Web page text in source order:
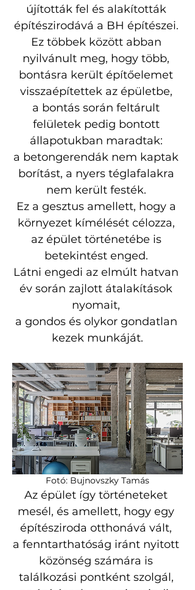
újították fel és alakították
építészirodává a BH építészei.
Ez többek között abban
nyilvánult meg, hogy több,
bontásra került építőelemet
visszaépítettek az épületbe,
a bontás során feltárult
felületek pedig bontott
állapotukban maradtak:
a betongerendák nem kaptak
borítást, a nyers téglafalakra
nem került festék.
Ez a gesztus amellett, hogy a
környezet kímélését célozza,
az épület történetébe is
betekintést enged.
Látni engedi az elmúlt hatvan
év során zajlott átalakítások
nyomait,
a gondos és olykor gondatlan
kezek munkáját.
Fotó: Bujnovszky Tamás
Az épület így történeteket
mesél, és amellett, hogy egy
építésziroda otthonává vált,
a fenntarthatóság iránt nyitott
közönség számára is
találkozási pontként szolgál,